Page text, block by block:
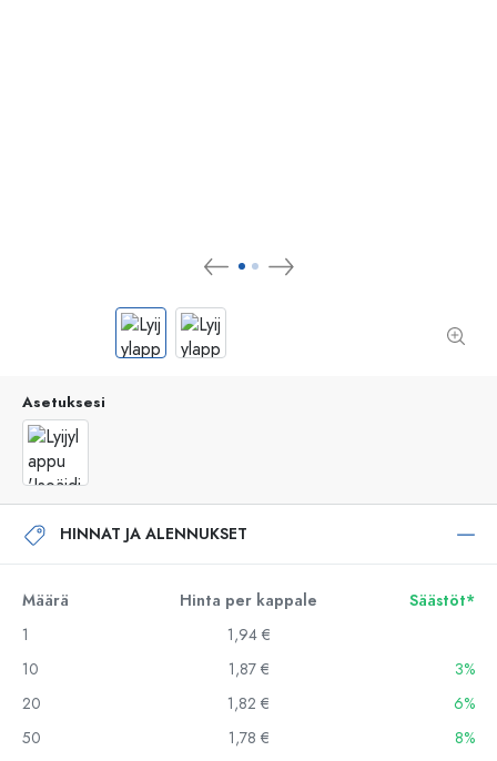
Asetuksesi
HINNAT JA ALENNUKSET
Määrä Hinta per kappale
Säästöt*
1
1,94 €
10
1,87 €
3%
20
1,82 €
6%
50
1,78 €
8%